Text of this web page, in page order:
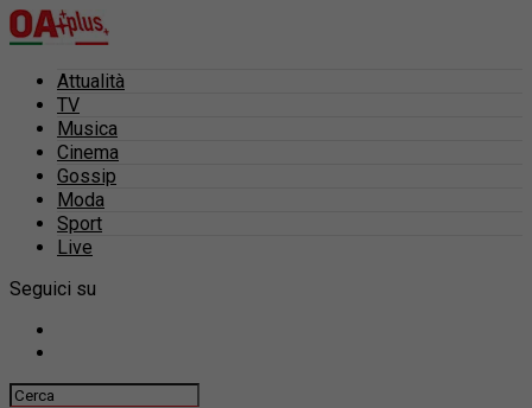
Attualità
TV
Musica
Cinema
Gossip
Moda
Sport
Live
Seguici su